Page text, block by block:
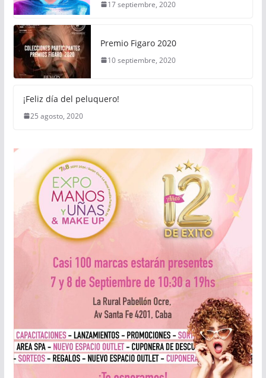
17 septiembre, 2020
Premio Figaro 2020
10 septiembre, 2020
¡Feliz día del peluquero!
25 agosto, 2020